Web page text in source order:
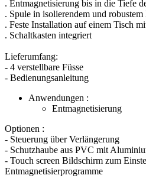
. Entmagnetisierung bis in die Tiefe
. Spule in isolierendem und
. Feste Installation auf einem Tisch
. Schaltkasten integriert
Lieferumfang:
- 4 verstellbare Füsse
- Bedienungsanleitung
Anwendungen :
Entmagnetisierung
Optionen :
- Steuerung über Verlängerung
- Schutzhaube aus PVC mit
- Touch screen Bildschirm zum
Entmagnetisierprogramme